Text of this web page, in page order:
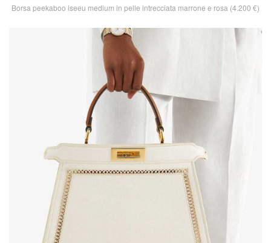
Borsa peekaboo iseeu medium in pelle intrecciata marrone e rosa (4.200 €)